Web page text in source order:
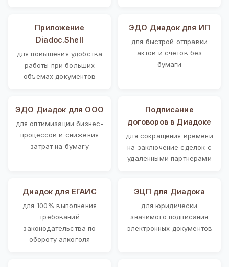
Приложение
Diadoc.Shell
для повышения удобства
работы при больших
объемах документов
ЭДО Диадок для ИП
для быстрой отправки
актов и счетов без
бумаги
ЭДО Диадок для ООО
для оптимизации бизнес-
процессов и снижения
затрат на бумагу
Подписание
договоров в Диадоке
для сокращения времени
на заключение сделок с
удаленными партнерами
Диадок для ЕГАИС
для 100% выполнения
требований
законодательства по
обороту алкоголя
ЭЦП для Диадока
для юридически
значимого подписания
электронных документов